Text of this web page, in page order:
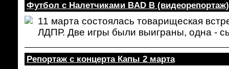
Футбол с Налетчиками BAD B (видеорепортаж)
11 марта состоялась товарищеская
ЛДПР. Две игры были выиграны, одна -
Репортаж с концерта Капы 2 марта